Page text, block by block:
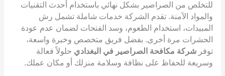
للتخلص من الصراصير بشكل نهائي باستخدام أحدث التقنيات
والمواد الآمنة. تقدم الشركة خدمات شاملة تشمل رش
المبيدات، استخدام الطعوم، وسد الفتحات لضمان عدم عودة
الحشرات مرة أخرى. بفضل فريق متخصص وخبرة واسعة،
توفر شركة مكافحة الصراصير في البغدادي حلولاً فعالة
وسريعة للحفاظ على نظافة وسلامة منزلك أو مكان عملك.